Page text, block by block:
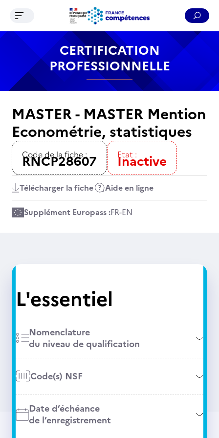
Contenu Recherche Menu Pied de page
Ouvrir le menu de navigation
CERTIFICATION
PROFESSIONNELLE
MASTER - MASTER Mention
Econométrie, statistiques
Code de la fiche :
RNCP28607 Etat :
Inactive
Télécharger la fiche Aide en ligne
Supplément Europass :FR-EN
L'essentiel
Nomenclature
du niveau de qualification
Code(s) NSF
Date d’échéance
de l’enregistrement